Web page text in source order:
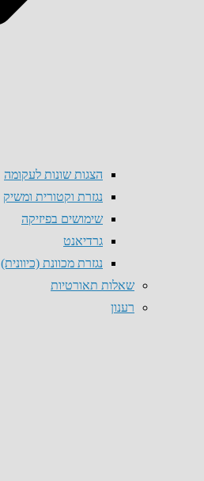
הצגות שונות לעקומה
נגזרת וקטורית ומשיק
שימושים בפיזיקה
גרדיאנט
נגזרת מכוונת (כיוונית)
שאלות תאורטיות
רענון